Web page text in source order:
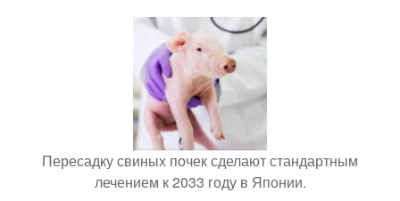
Пересадку свиных почек сделают стандартным
лечением к 2033 году в Японии.